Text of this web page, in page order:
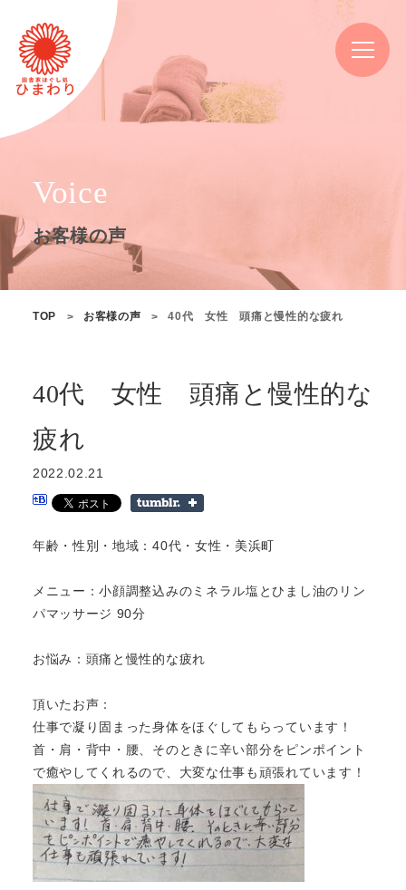
Voice
お客様の声
TOP お客様の声 40代 女性 頭痛と慢性的な疲れ
40代 女性 頭痛と慢性的な
疲れ
2022.02.21
年齢・性別・地域：40代・女性・美浜町
メニュー：小顔調整込みのミネラル塩とひまし油のリン
パマッサージ 90分
お悩み：頭痛と慢性的な疲れ
頂いたお声：
仕事で凝り固まった身体をほぐしてもらっています！
首・肩・背中・腰、そのときに辛い部分をピンポイント
で癒やしてくれるので、大変な仕事も頑張れています！